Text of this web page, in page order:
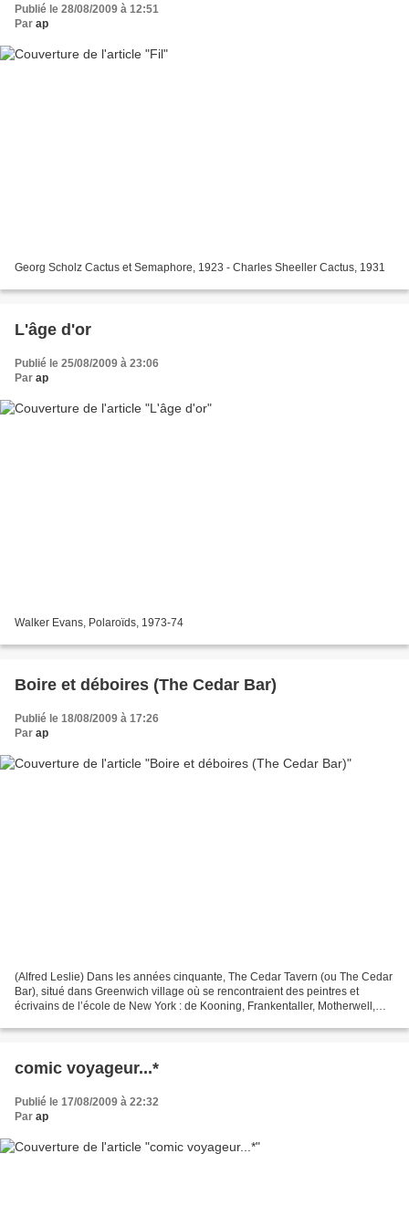
Publié le 28/08/2009 à 12:51
Par ap
Georg Scholz Cactus et Semaphore, 1923 - Charles Sheeller Cactus, 1931
L'âge d'or
Publié le 25/08/2009 à 23:06
Par ap
Walker Evans, Polaroïds, 1973-74
Boire et déboires (The Cedar Bar)
Publié le 18/08/2009 à 17:26
Par ap
(Alfred Leslie) Dans les années cinquante, The Cedar Tavern (ou The Cedar
Bar), situé dans Greenwich village où se rencontraient des peintres et
écrivains de l’école de New York : de Kooning, Frankentaller, Motherwell,
comic voyageur...*
Publié le 17/08/2009 à 22:32
Par ap